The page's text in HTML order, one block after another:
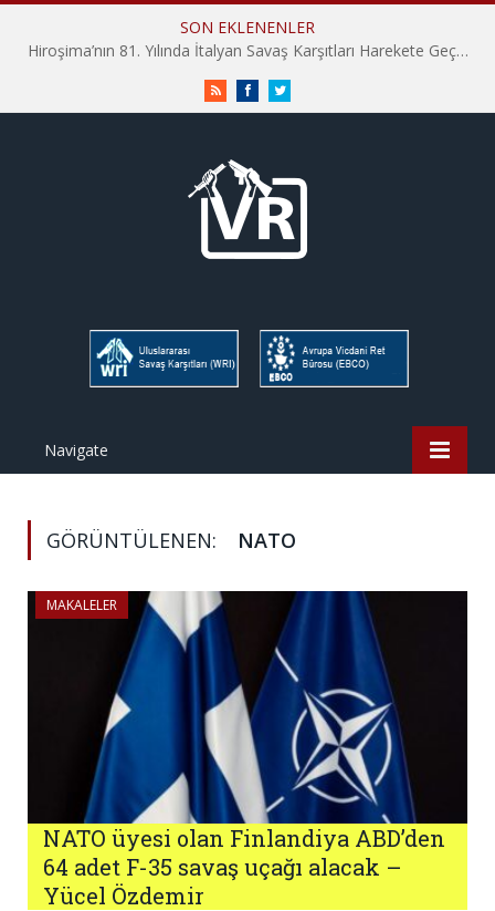
SON EKLENENLER
Hiroşima’nın 81. Yılında İtalyan Savaş Karşıtları Harekete Geçti: “Hatırlamak yeterli değil”
RSS FacebookTwitter
Navigate
GÖRÜNTÜLENEN: NATO
MAKALELER
NATO üyesi olan Finlandiya ABD’den
64 adet F-35 savaş uçağı alacak –
Yücel Özdemir